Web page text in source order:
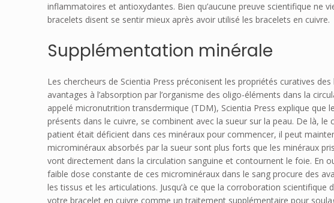
inflammatoires et antioxydantes. Bien qu’aucune preuve scientifique ne
bracelets disent se sentir mieux après avoir utilisé les bracelets en cuivre.
Supplémentation minérale
Les chercheurs de Scientia Press préconisent les propriétés curatives
avantages à l’absorption par l’organisme des oligo-éléments dans la
appelé micronutrition transdermique (TDM), Scientia Press explique que
présents dans le cuivre, se combinent avec la sueur sur la peau. De là, le
patient était déficient dans ces minéraux pour commencer, il peut
microminéraux absorbés par la sueur sont plus forts que les minéraux
vont directement dans la circulation sanguine et contournent le foie. En
faible dose constante de ces microminéraux dans le sang procure des
les tissus et les articulations. Jusqu’à ce que la corroboration scientifique
votre bracelet en cuivre comme un traitement supplémentaire pour